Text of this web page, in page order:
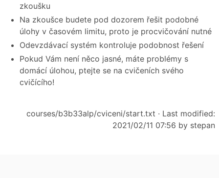
zkoušku
Na zkoušce budete pod dozorem řešit podobné
úlohy v časovém limitu, proto je procvičování nutné
Odevzdávací systém kontroluje podobnost řešení
Pokud Vám není něco jasné, máte problémy s
domácí úlohou, ptejte se na cvičeních svého
cvičícího!
courses/b3b33alp/cviceni/start.txt · Last modified:
2021/02/11 07:56 by stepan